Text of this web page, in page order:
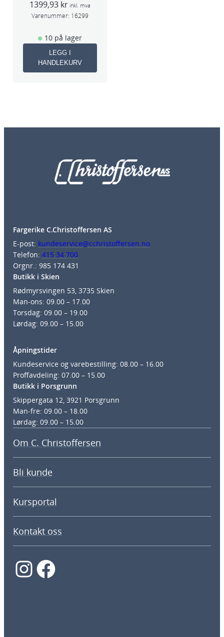
Midi)
1399,93 kr inkl. mva
Varenummer: 16299
10 på lager
LEGG I
HANDLEKURV
Fargerike C.Christoffersen AS
E-post: kundeservice@cchristoffersen.no
Telefon: 415 34 700
Orgnr.: 985 174 431
Butikk i Skien
Rødmyrsvingen 53, 3735 Skien
Man-ons: 09.00 – 17.00
Torsdag: 09.00 – 19.00
Lørdag: 09.00 – 15.00
Åpningstider
Kundeservice og varebestilling: 08.00 – 16.00
Proffavdeling: 07.00 – 15.00
Butikk i Porsgrunn
Skippergata 12, 3921 Porsgrunn
Man-fre: 09.00 – 18.00
Lørdag: 09.00 – 15.00
Om C. Christoffersen
Bli kunde
Kursportal
Kontakt oss
InstagramFacebook